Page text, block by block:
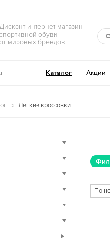
Дисконт интернет-магазин
спортивной обуви
от мировых брендов
Каталог Акции
Легкие кроссовки